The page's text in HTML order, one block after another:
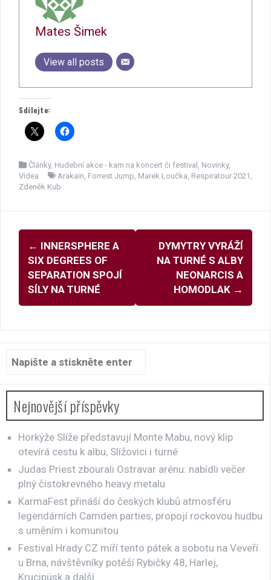
Mates Šimek
View all posts
Sdílejte:
Články, Hudební akce - kam na koncert či festival Novinky,
Videa
Arakain Forrest Jump Marek Loučka Respiratour 2021
Zdeněk Kub
Navigace
pro
příspěvky
← INNERSPHERE A
SIX DEGREES OF
SEPARATION SPOJÍ
SÍLY NA TURNÉ
DYMYTRY VYRÁŽÍ
NA TURNÉ S ALBY
NEONARCIS A
HOMODLAK →
Hledat:
Nejnovější příspěvky
Horkýže Slíže představují Monte Mabu, nový klip
otevírá cestu k albu, Slížovici i turné
Judas Priest zbourali Ostravar arénu: nabídli večer
plný čistokrevného heavy metalu
KarmaFest přináší do českých klubů atmosféru
legendárních Camden parties, propojí rockovou hudbu
s uměním i komunitou
Festival Hrady CZ míří tento pátek a sobotu na Veveří
u Brna, návštěvníky potěší Rybičky 48, Harlej,
Krucipüsk a další